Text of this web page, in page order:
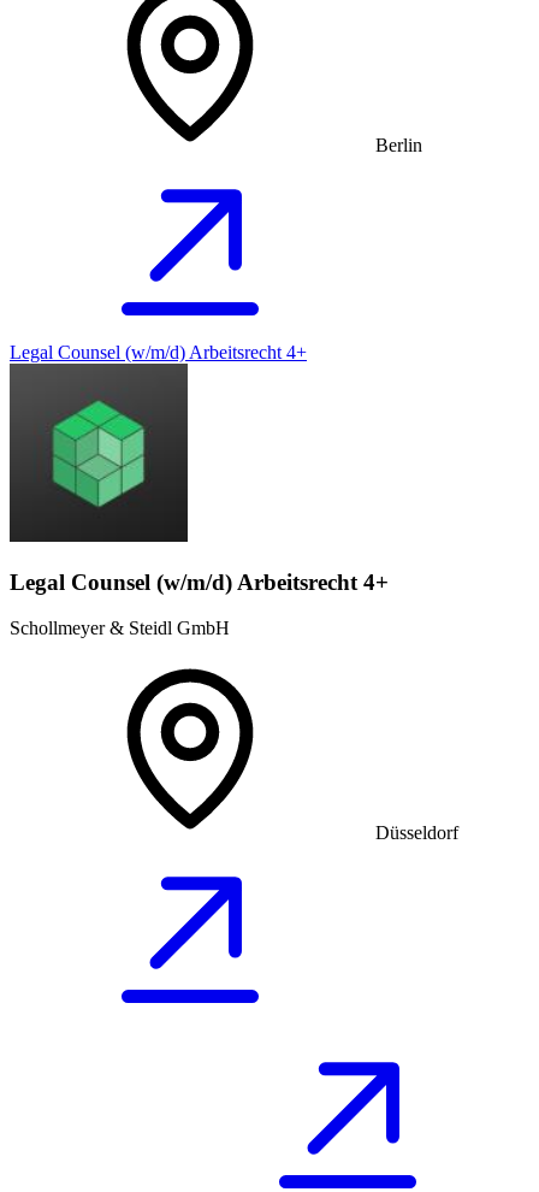
Berlin
Legal Counsel (w/m/d) Arbeitsrecht 4+
Legal Counsel (w/m/d) Arbeitsrecht 4+
Schollmeyer & Steidl GmbH
Düsseldorf